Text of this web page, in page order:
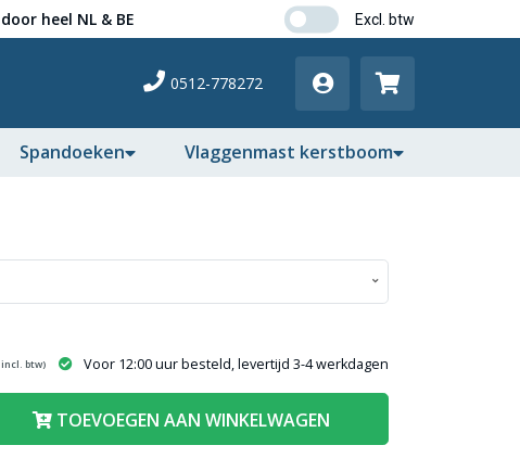
door heel NL & BE
0512-778272
Spandoeken Vlaggenmast kerstboom
incl. btw)
Voor 12:00 uur besteld, levertijd 3-4 werkdagen
TOEVOEGEN AAN WINKELWAGEN